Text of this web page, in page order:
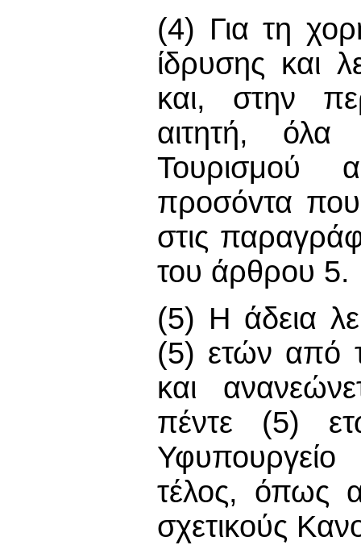
(4) Για τη
ίδρυσης και
και, στην
αιτητή,
Τουρισμού
πρoσόvτα που
στις
του άρθρου 5.
(5) Η άδεια
(5) ετών από
και
πέντε (5)
τέλος, όπως
σχετικούς